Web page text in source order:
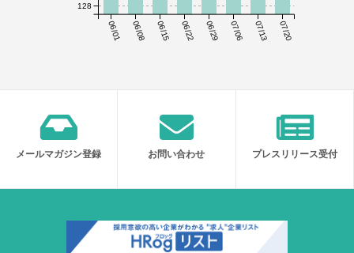
06/01 06/08 06/15 06/22 06/29 07/06 07/13 07/20
128
メールマガジン登録 お問い合わせ プレスリリース受付